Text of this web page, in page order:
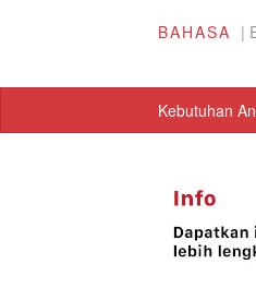
BAHASA
Kebutuhan